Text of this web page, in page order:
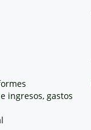
ingresos, gastos